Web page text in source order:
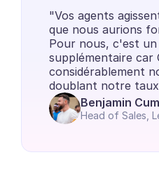
"Vos agents
que nous aurions
Pour nous, c'est
supplémentaire car
considérablement
doublant notre
Benjamin
Head of Sales,